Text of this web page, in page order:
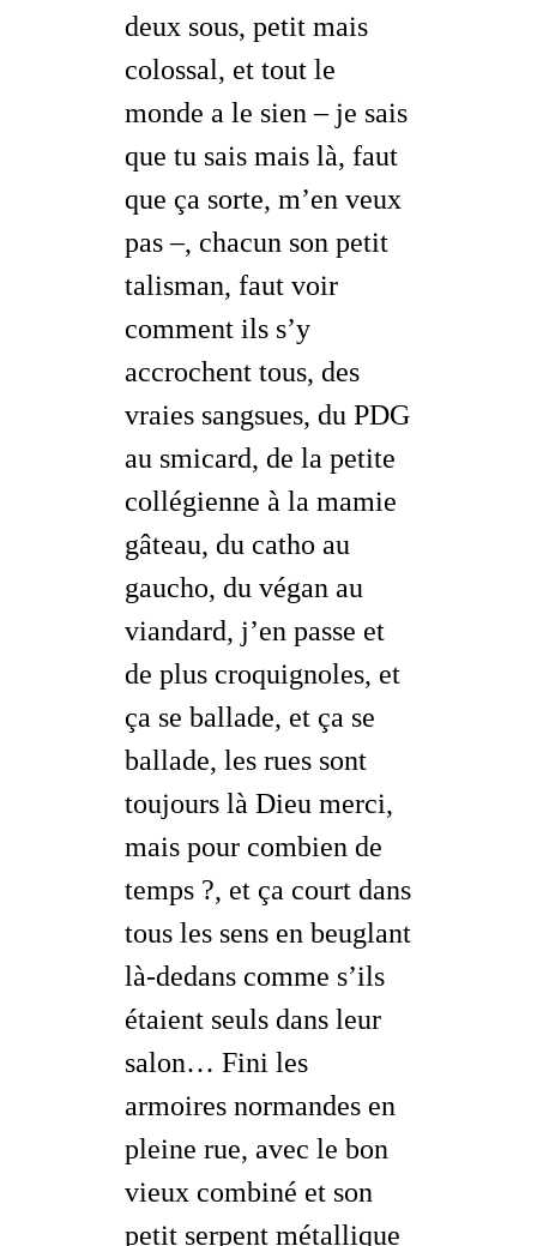
deux sous, petit mais
colossal, et tout le
monde a le sien – je sais
que tu sais mais là, faut
que ça sorte, m’en veux
pas–, chacun son petit
talisman, faut voir
comment ils s’y
accrochent tous, des
vraies sangsues, du PDG
au smicard, de la petite
collégienne à la mamie
gâteau, du catho au
gaucho, du végan au
viandard, j’en passe et
de plus croquignoles, et
ça se ballade, et ça se
ballade, les rues sont
toujours là Dieu merci,
mais pour combien de
temps ?, et ça court dans
tous les sens en beuglant
là-dedans comme s’ils
étaient seuls dans leur
salon… Fini les
armoires normandes en
pleine rue, avec le bon
vieux combiné et son
petit serpent métallique